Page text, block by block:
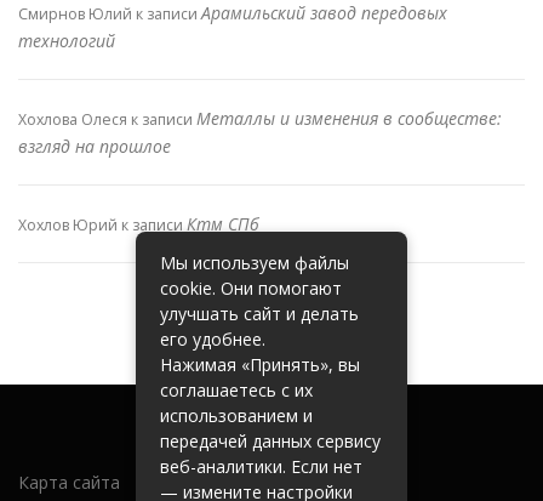
Смирнов Юлий к записиАрамильский завод передовых
технологий
Хохлова Олеся к записи Металлы и изменения в сообществе:
взгляд на прошлое
Хохлов Юрий к записи Ктм СПб
Карта сайта
Мы используем файлы
cookie. Они помогают
улучшать сайт и делать
его удобнее.
Нажимая «Принять», вы
соглашаетесь с их
использованием и
передачей данных сервису
веб-аналитики. Если нет
— измените настройки